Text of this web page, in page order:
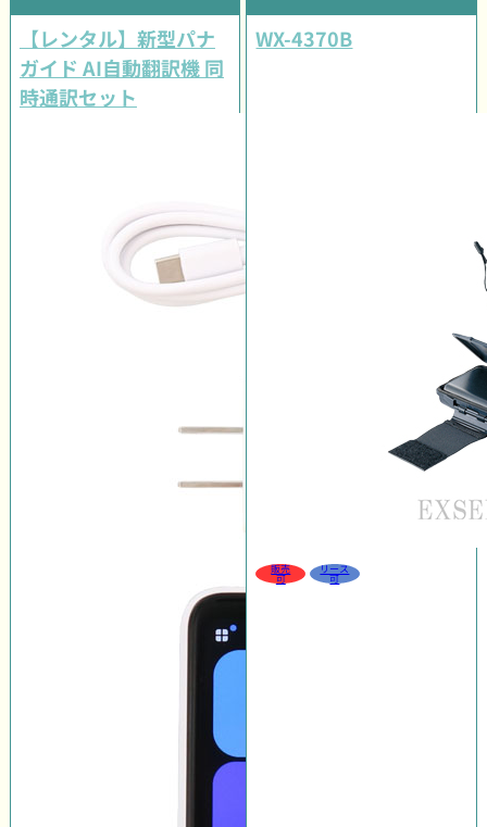
【レンタル】新型パナ
ガイド AI自動翻訳機 同
時通訳セット
WX-4370B
販売
可
リース
可